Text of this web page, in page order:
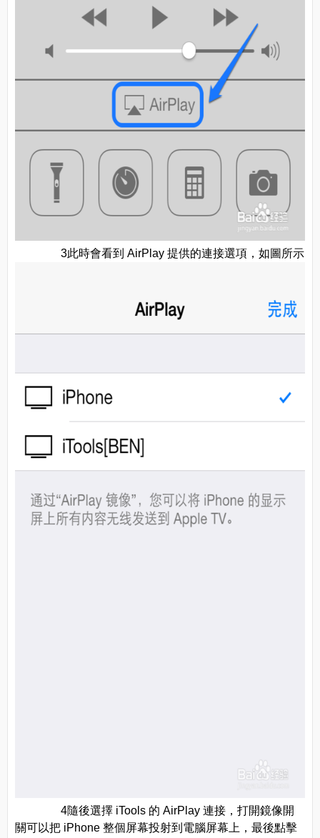
3此時會看到 AirPlay 提供的連接選項，如圖所示
4隨後選擇 iTools 的 AirPlay 連接，打開鏡像開
關可以把 iPhone 整個屏幕投射到電腦屏幕上，最後點擊